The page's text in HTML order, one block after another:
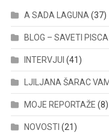
A SADA LAGUNA (37)
BLOG – SAVETI PISCA
INTERVJUI (41)
LJILJANA ŠARAC
MOJE REPORTAŽE (8)
NOVOSTI (21)